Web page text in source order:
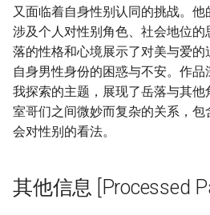
又面临着自身性别认同的挑战。
涉及个人对性别角色、社会地位
落的性格和心境展示了对美与爱
自身男性身份的困惑与不安。作
我探索的主题，展现了岳落与其
室哥们之间微妙而复杂的关系，
会对性别的看法。
其他信息 [Processed